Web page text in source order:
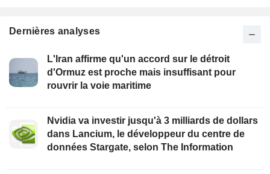
Dernières analyses
L'Iran affirme qu'un accord sur le détroit
d'Ormuz est proche mais insuffisant pour
rouvrir la voie maritime
Nvidia va investir jusqu'à 3 milliards de dollars
dans Lancium, le développeur du centre de
données Stargate, selon The Information